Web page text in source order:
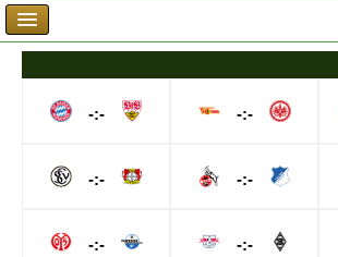
-:-
-:-
-:-
-:-
-:-
-:-